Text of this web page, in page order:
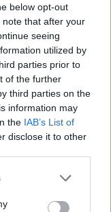
below opt-out
that after your
seeing
utilized by
parties prior to
of the further
third parties on the
information may
the IAB’s List of
disclose it to other
or more Google
You may click to
v-
αυτό το
κόπωσης
με
αγωγή